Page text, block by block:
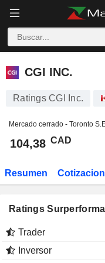
CGI INC.
CGI INC.
Ratings CGI Inc.
Mercado cerrado - Toronto
104,38 CAD
Resumen
Ratings
Trader
Inversor